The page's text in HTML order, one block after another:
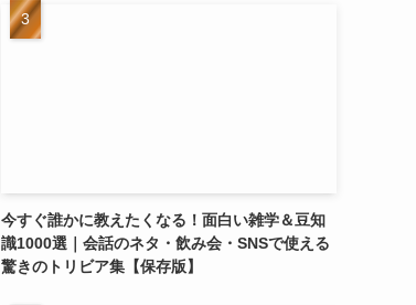
今すぐ誰かに教えたくなる！面白い雑学＆豆知
識1000選｜会話のネタ・飲み会・SNSで使える
驚きのトリビア集【保存版】